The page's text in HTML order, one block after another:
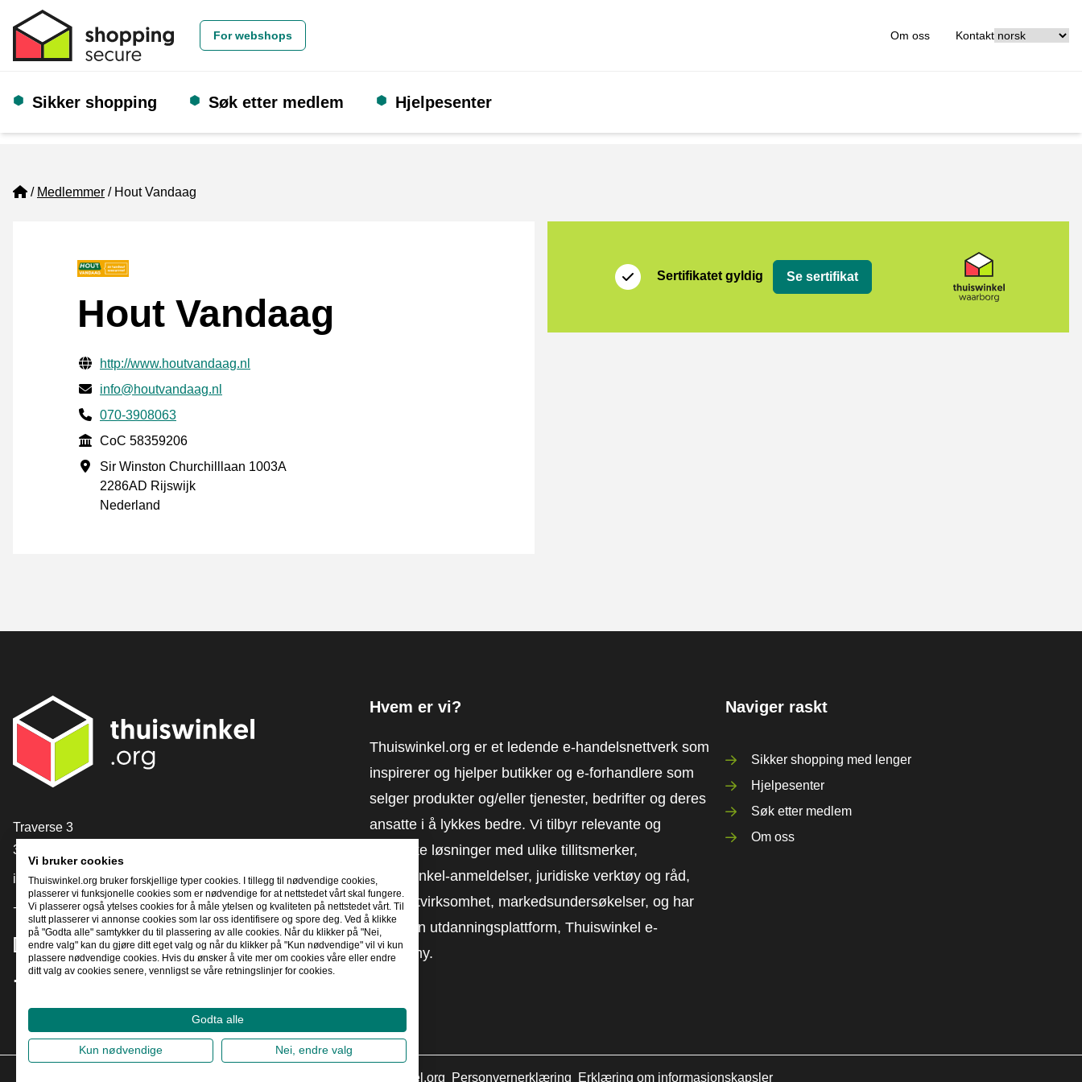
For webshops Om oss Kontakt
Sikker shopping Søk etter medlem Hjelpesenter
Home
Medlemmer Hout Vandaag
Hout Vandaag
Verifisert kontaktinformasjon
Website URL
http://www.houtvandaag.nl
E-post
info@houtvandaag.nl
Phone number
070-3908063
CoC
CoC 58359206
Forretningsadresse
Sir Winston Churchilllaan 1003A
2286AD Rijswijk
Nederland
Sertifikatet gyldig Se sertifikat
[_General:Contact]
Traverse 3
3905 NL Veenendaal
info@thuiswinkel.org
+31 (0)318 64 85 75
[_General:SocialMediaTitle]
Hvem er vi?
Thuiswinkel.org er et ledende e-handelsnettverk som
inspirerer og hjelper butikker og e-forhandlere som
selger produkter og/eller tjenester, bedrifter og deres
ansatte i å lykkes bedre. Vi tilbyr relevante og
praktiske løsninger med ulike tillitsmerker,
Thuiswinkel-anmeldelser, juridiske verktøy og råd,
advokatvirksomhet, markedsundersøkelser, og har
vår egen utdanningsplattform, Thuiswinkel e-
Academy.
Naviger raskt
Sikker shopping med lenger
Hjelpesenter
Søk etter medlem
Om oss
Thuiswinkel.org Personvernerklæring Erklæring om informasjonskapsler
Vi bruker cookies
Thuiswinkel.org bruker forskjellige typer cookies. I tillegg til nødvendige cookies,
plasserer vi funksjonelle cookies som er nødvendige for at nettstedet vårt skal fungere.
Vi plasserer også ytelses cookies for å måle ytelsen og kvaliteten på nettstedet vårt. Til
slutt plasserer vi annonse cookies som lar oss identifisere og spore deg. Ved å klikke
på "Godta alle" samtykker du til plassering av alle cookies. Når du klikker på "Nei,
endre valg" kan du gjøre ditt eget valg og når du klikker på "Kun nødvendige" vil vi kun
plassere nødvendige cookies. Hvis du ønsker å vite mer om cookies våre eller endre
ditt valg av cookies senere, vennligst se våre retningslinjer for cookies.
Godta alle
Kun nødvendige Nei, endre valg